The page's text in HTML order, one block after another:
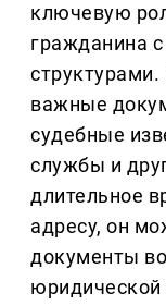
ключевую
гражданина
важные
судебные
службы и
длительное
адресу, он
документы
юридической